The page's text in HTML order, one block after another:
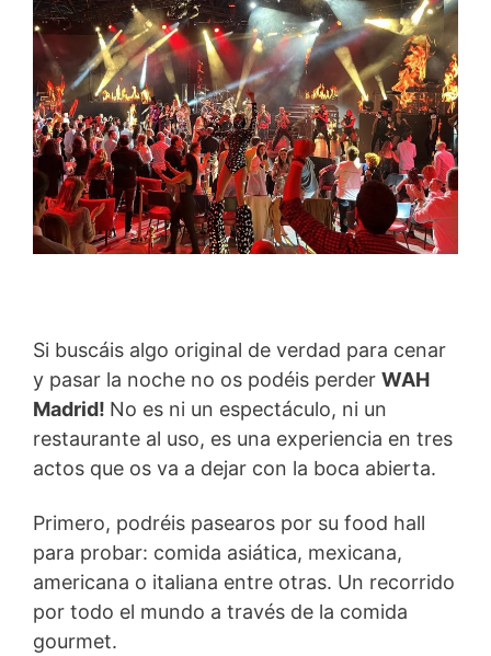
Si buscáis algo original de verdad para cenar
y pasar la noche no os podéis perder WAH
Madrid! No es ni un espectáculo, ni un
restaurante al uso, es una experiencia en tres
actos que os va a dejar con la boca abierta.
Primero, podréis pasearos por su food hall
para probar: comida asiática, mexicana,
americana o italiana entre otras. Un recorrido
por todo el mundo a través de la comida
gourmet.